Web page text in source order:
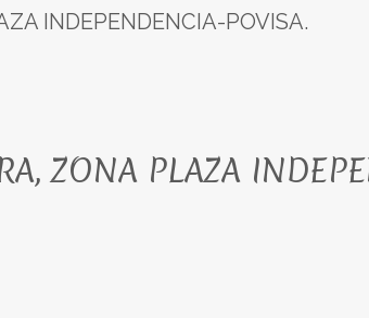
INDEPENDENCIA-POVISA.
ZONA PLAZA